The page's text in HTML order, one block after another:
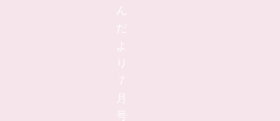
ん
だ
よ
り
７
月
号